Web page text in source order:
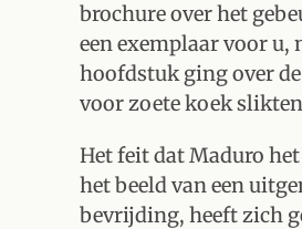
brochure over het
een exemplaar voor u,
hoofdstuk ging over
voor zoete koek
Het feit dat Maduro
het beeld van een
bevrijding, heeft zich